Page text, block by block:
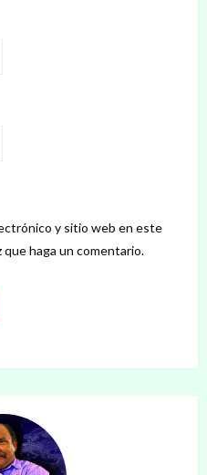
y sitio web en este
que haga un comentario.